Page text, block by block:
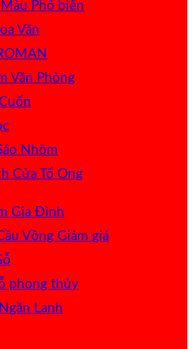
Văn
Văn Phòng
Nhôm
Cửa Tổ Ong
Gia Đình
Vồng
phong thủy
Lạnh